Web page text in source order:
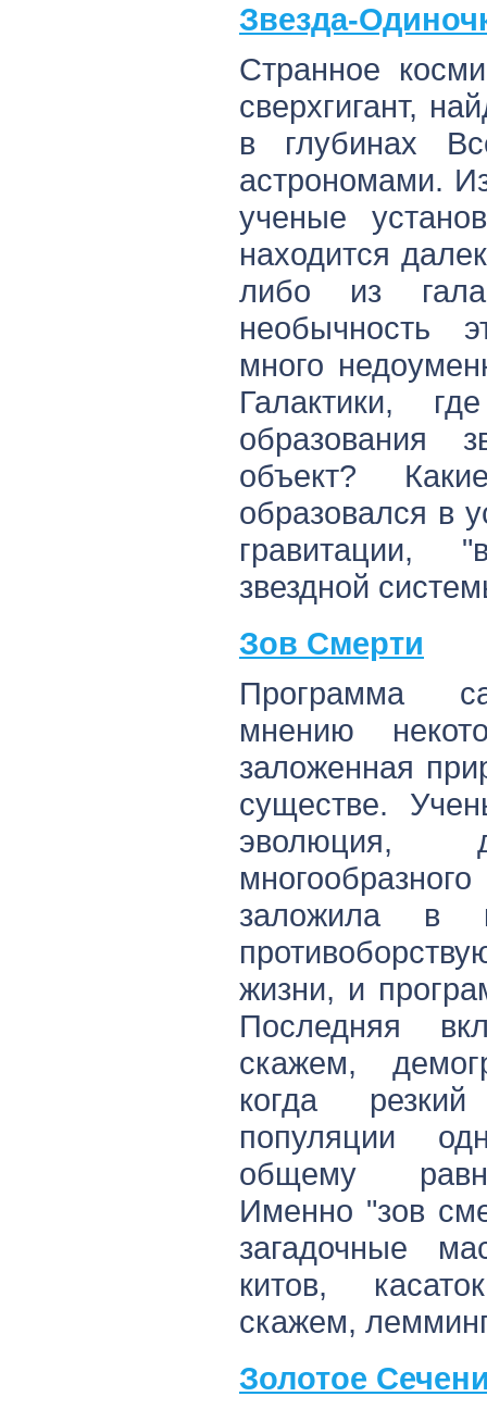
Звезда-
Странное
сверхгигант,
в глубинах
астрономами.
ученые
находится
либо из
необычность
много
Галактики,
образования
объект?
образовался в
гравитации,
звездной
Зов Смерти
Программа
мнению
заложенная
существе.
эволюция,
заложила в
жизни, и
Последняя
скажем,
когда
популяции
общему
Именно "зов
загадочные
китов,
скажем,
Золотое